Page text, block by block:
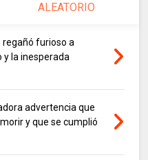
ALEATORIO
regañó furioso a
y la inesperada
advertencia que
y que se cumplió